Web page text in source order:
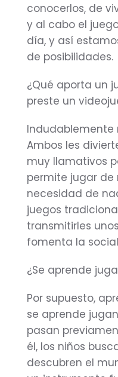
conocerlos, de
y al cabo el
día, y así
de posibilidades.
¿Qué aporta un
preste un
Indudablemente
Ambos les
muy llamativos
permite jugar de
necesidad de
juegos
transmitirles
fomenta la
¿Se aprende
Por supuesto,
se aprende
pasan
él, los niños
descubren el